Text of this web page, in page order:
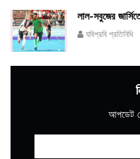
লাল-সবুজের
যবিপ্রবি প্রতিনিধি
আপডেট